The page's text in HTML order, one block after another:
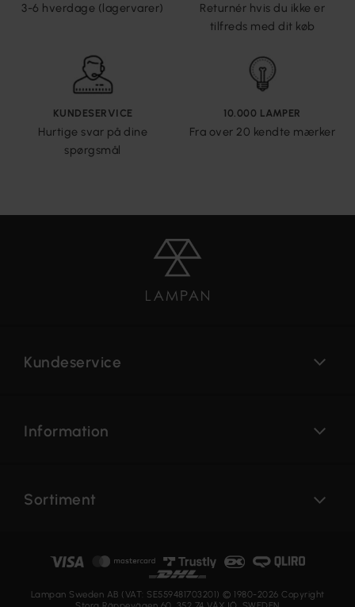
3-6 hverdage (lagervarer)
Returnér hvis du ikke er
tilfreds med dit køb
KUNDESERVICE
Hurtige svar på dine
spørgsmål
10.000 LAMPER
Fra over 20 kendte mærker
Kundeservice
Information
Sortiment
Lampan Sweden AB (VAT: SE559481703201) © 1980-2026 Copyright